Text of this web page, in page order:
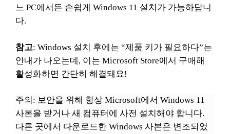
느 PC에서든 손쉽게 Windows 11 설치가 가능하답니
다.
참고: Windows 설치 후에는 “제품 키가 필요하다”는
안내가 나오는데, 이는 Microsoft Store에서 구매해
활성화하면 간단히 해결돼요!
주의: 보안을 위해 항상 Microsoft에서 Windows 11
사본을 받거나 새 컴퓨터에 사전 설치해야 합니다.
다른 곳에서 다운로드한 Windows 사본은 변조되었